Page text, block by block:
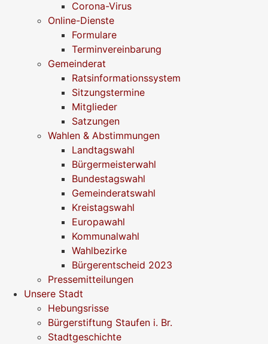
Corona-Virus
Online-Dienste
Formulare
Terminvereinbarung
Gemeinderat
Ratsinformationssystem
Sitzungstermine
Mitglieder
Satzungen
Wahlen & Abstimmungen
Landtagswahl
Bürgermeisterwahl
Bundestagswahl
Gemeinderatswahl
Kreistagswahl
Europawahl
Kommunalwahl
Wahlbezirke
Bürgerentscheid 2023
Pressemitteilungen
Unsere Stadt
Hebungsrisse
Bürgerstiftung Staufen i. Br.
Stadtgeschichte